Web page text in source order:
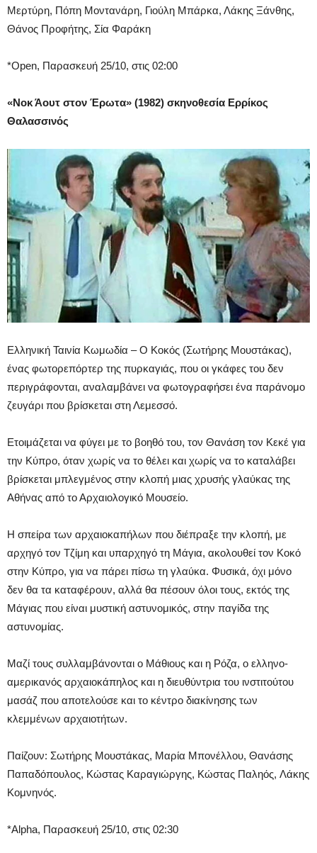
Μερτύρη, Πόπη Μοντανάρη, Γιούλη Μπάρκα, Λάκης Ξάνθης,
Θάνος Προφήτης, Σία Φαράκη
*Open, Παρασκευή 25/10, στις 02:00
«Νοκ Άουτ στον Έρωτα» (1982) σκηνοθεσία Ερρίκος
Θαλασσινός
Ελληνική Ταινία Κωμωδία – Ο Κοκός (Σωτήρης Μουστάκας),
ένας φωτορεπόρτερ της πυρκαγιάς, που οι γκάφες του δεν
περιγράφονται, αναλαμβάνει να φωτογραφήσει ένα παράνομο
ζευγάρι που βρίσκεται στη Λεμεσσό.
Ετοιμάζεται να φύγει με το βοηθό του, τον Θανάση τον Κεκέ για
την Κύπρο, όταν χωρίς να το θέλει και χωρίς να το καταλάβει
βρίσκεται μπλεγμένος στην κλοπή μιας χρυσής γλαύκας της
Αθήνας από το Αρχαιολογικό Μουσείο.
Η σπείρα των αρχαιοκαπήλων που διέπραξε την κλοπή, με
αρχηγό τον Τζίμη και υπαρχηγό τη Μάγια, ακολουθεί τον Κοκό
στην Κύπρο, για να πάρει πίσω τη γλαύκα. Φυσικά, όχι μόνο
δεν θα τα καταφέρουν, αλλά θα πέσουν όλοι τους, εκτός της
Μάγιας που είναι μυστική αστυνομικός, στην παγίδα της
αστυνομίας.
Μαζί τους συλλαμβάνονται ο Μάθιους και η Ρόζα, ο ελληνο-
αμερικανός αρχαιοκάπηλος και η διευθύντρια του ινστιτούτου
μασάζ που αποτελούσε και το κέντρο διακίνησης των
κλεμμένων αρχαιοτήτων.
Παίζουν: Σωτήρης Μουστάκας, Μαρία Μπονέλλου, Θανάσης
Παπαδόπουλος, Κώστας Καραγιώργης, Κώστας Παληός, Λάκης
Κομνηνός.
*Alpha, Παρασκευή 25/10, στις 02:30